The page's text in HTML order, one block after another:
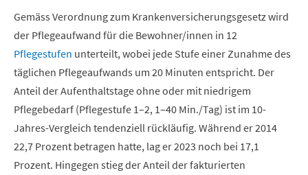
Gemäss Verordnung zum Krankenversicherungsgesetz wird
der Pflegeaufwand für die Bewohner/innen in 12
Pflegestufen unterteilt, wobei jede Stufe einer Zunahme des
täglichen Pflegeaufwands um 20 Minuten entspricht. Der
Anteil der Aufenthaltstage ohne oder mit niedrigem
Pflegebedarf (Pflegestufe 1–2, 1–40 Min./Tag) ist im 10-
Jahres-Vergleich tendenziell rückläufig. Während er 2014
22,7 Prozent betragen hatte, lag er 2023 noch bei 17,1
Prozent. Hingegen stieg der Anteil der fakturierten